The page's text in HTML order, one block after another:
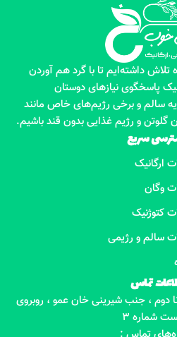
همواره تلاش داشته‌ایم تا با گرد هم آوردن
پاسخگوی نیازهای دوستان
سالم و برخی رژیم‌های خاص مانند
گلوتن و رژیم غذایی بدون قند باشیم.
سریع
ارگانیک
وگان
کتوژنیک
سالم و رژیمی
تماس
دوم ، جنب شیرینی خان عمو ، روبروی
شماره 3